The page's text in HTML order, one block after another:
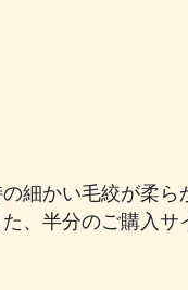
細かい毛絞が柔ら
、半分のご購入サ